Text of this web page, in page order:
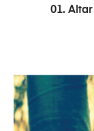
01.